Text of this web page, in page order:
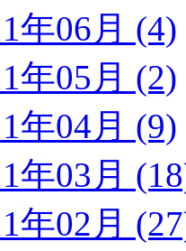
年06月 (4)
年05月 (2)
年04月 (9)
年03月
年02月